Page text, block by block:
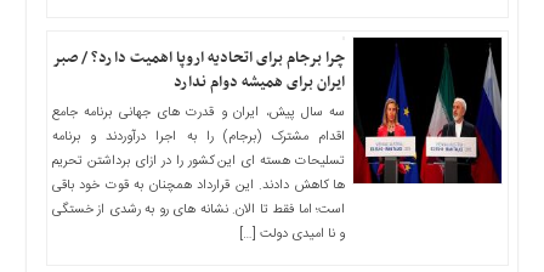
صفحه
اصلی
اخبار
اقتصادی
اخبار
چرا برجام برای اتحادیه اروپا اهمیت دارد؟ / صبر
ایران برای همیشه دوام ندارد
سه سال پیش، ایران و قدرت های جهانی برنامه جامع
اقدام مشترک (برجام) را به اجرا درآوردند و برنامه
تسلیحات هسته ای این کشور را در ازای برداشتن تحریم
ها کاهش دادند. این قرارداد همچنان به قوت خود باقی
است؛ اما فقط تا الان. نشانه های رو به رشدی از خستگی
و نا امیدی دولت […]